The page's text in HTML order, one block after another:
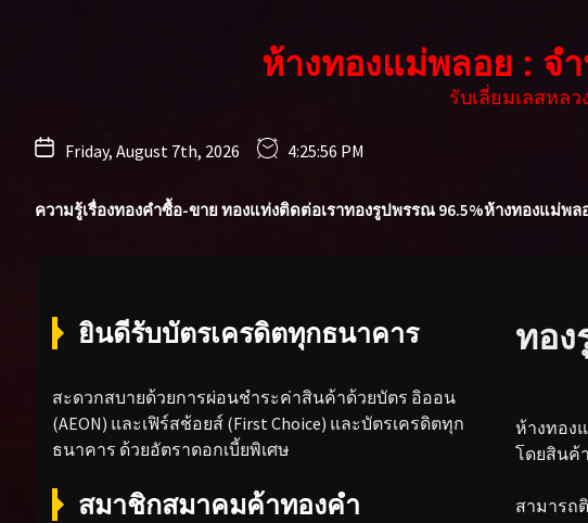
ห้างทองแม่พลอย : จ
รับเลี่ยมเลสหล
Friday, August 7th, 2026 4:25:58 PM
ความรู้เรื่องทองคำซื้อ-ขาย ทองแท่งติดต่อเราทองรูปพรรณ 96.5%ห้างทองแม่พล
ทอ
ห้างทอง
โดยสินค้
สามารถ
ยินดีรับบัตรเครดิตทุกธนาคาร
สะดวกสบายด้วยการผ่อนชำระค่าสินค้าด้วยบัตร อิออน
(AEON) และเฟิร์สช้อยส์ (First Choice) และบัตรเครดิตทุก
ธนาคาร ด้วยอัตราดอกเบี้ยพิเศษ
สมาชิกสมาคมค้าทองคำ